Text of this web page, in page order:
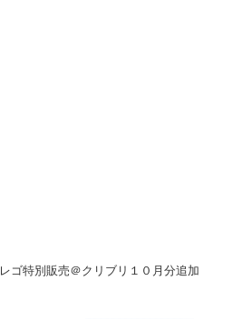
レゴ特別販売＠クリブリ１０月分追加